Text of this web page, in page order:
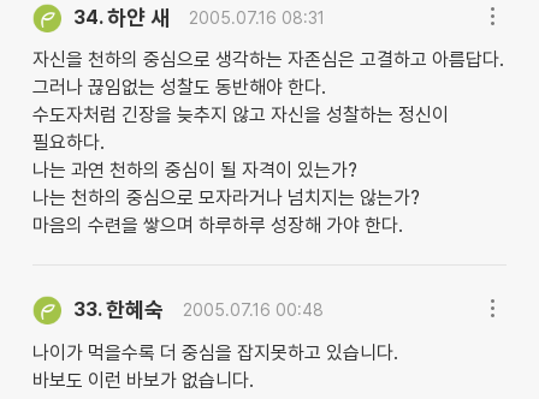
34.하얀 새 2005.07.16 08:31
자신을 천하의 중심으로 생각하는 자존심은 고결하고 아름답다.
그러나 끊임없는 성찰도 동반해야 한다.
수도자처럼 긴장을 늦추지 않고 자신을 성찰하는 정신이
필요하다.
나는 과연 천하의 중심이 될 자격이 있는가?
나는 천하의 중심으로 모자라거나 넘치지는 않는가?
마음의 수련을 쌓으며 하루하루 성장해 가야 한다.
33.한혜숙 2005.07.16 00:48
나이가 먹을수록 더 중심을 잡지못하고 있습니다.
바보도 이런 바보가 없습니다.